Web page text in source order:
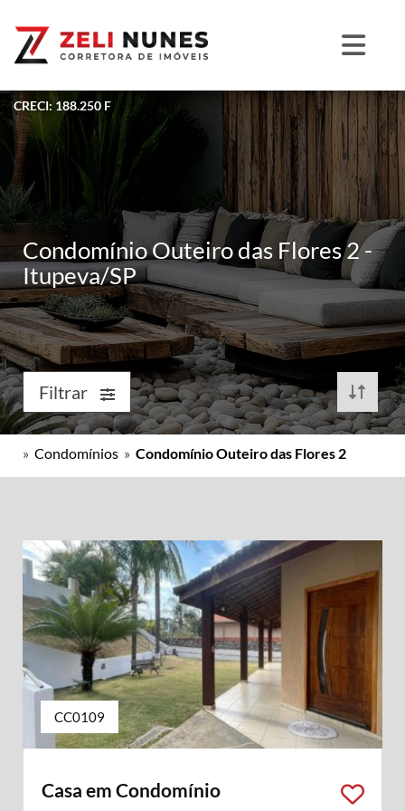
CRECI: 188.250 F
Condomínio Outeiro das Flores 2 -
Itupeva/SP
Filtrar
» Condomínios » Condomínio Outeiro das Flores 2
CC0109
Casa em Condomínio